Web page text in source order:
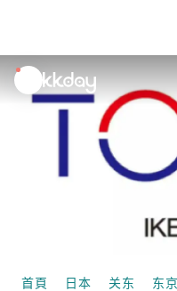
unread
notifications
首頁 日本 关东 东京